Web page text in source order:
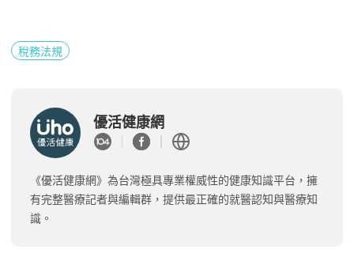
稅務法規
優活健康網
《優活健康網》為台灣極具專業權威性的健康知識平台，擁
有完整醫療記者與編輯群，提供最正確的就醫認知與醫療知
識。